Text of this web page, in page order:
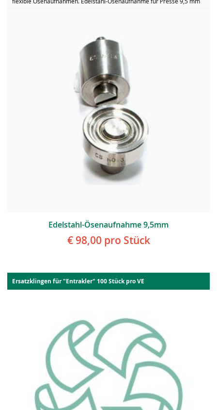
Edelstahl-Ösenaufnahme 9,5mm
€ 98,00 pro Stück
Ersatzklingen für "Entrakler" 100 Stück pro VE